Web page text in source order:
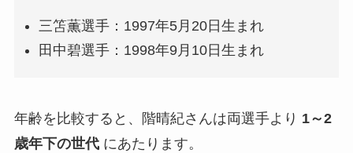
三笘薫選手：1997年5月20日生まれ
田中碧選手：1998年9月10日生まれ
年齢を比較すると、階晴紀さんは両選手より 1～2
歳年下の世代にあたります。